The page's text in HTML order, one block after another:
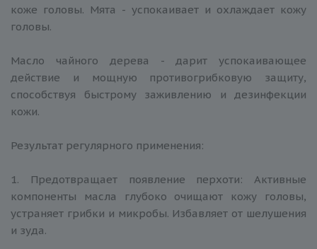
коже головы. Мята - успокаивает и охлаждает кожу
головы.
Масло чайного дерева - дарит успокаивающее
действие и мощную противогрибковую защиту,
способствуя быстрому заживлению и дезинфекции
кожи.
Результат регулярного применения:
1. Предотвращает появление перхоти: Активные
компоненты масла глубоко очищают кожу головы,
устраняет грибки и микробы. Избавляет от шелушения
и зуда.